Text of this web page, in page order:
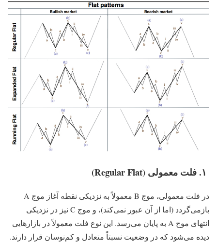
در فلت معمولی، موج B معمولاً به نزدیکی نقطه آغاز موج A
بازمی‌گردد (اما از آن عبور نمی‌کند)، و موج C نیز در نزدیکی
انتهای موج A به پایان می‌رسد. این نوع فلت معمولاً در بازارهایی
دیده می‌شود که در وضعیت نسبتاً متعادل و کم‌نوسان قرار دارند.